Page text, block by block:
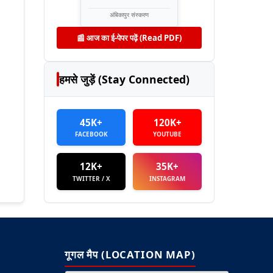
अंबिकापुर संस्करण
📰 आज का ई-पेपर पढ़ें (Read PDF)
हमसे जुड़ें (Stay Connected)
45K+
FACEBOOK
120K+
YOUTUBE
12K+
TWITTER / X
35K+
INSTAGRAM
गूगल मैप (LOCATION MAP)